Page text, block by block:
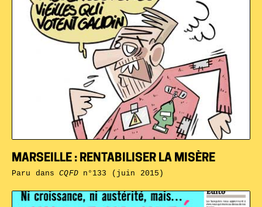
MARSEILLE : RENTABILISER LA MISÈRE
Paru dansCQFDn°133 (juin 2015)